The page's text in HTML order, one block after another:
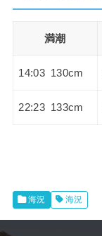
満潮
14:03 130cm
22:23 133cm
海況 海況